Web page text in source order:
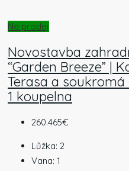
Na prodej
Novostavba
“Garden Breeze” |
Terasa a soukromá
1 koupelna
260.465€
Lůžka: 2
Vana: 1